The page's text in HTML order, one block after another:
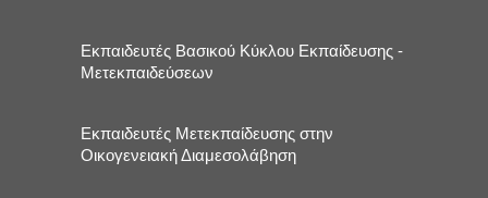
Εκπαιδευτές Βασικού Κύκλου Εκπαίδευσης -
Μετεκπαιδεύσεων
Εκπαιδευτές Μετεκπαίδευσης στην
Οικογενειακή Διαμεσολάβηση